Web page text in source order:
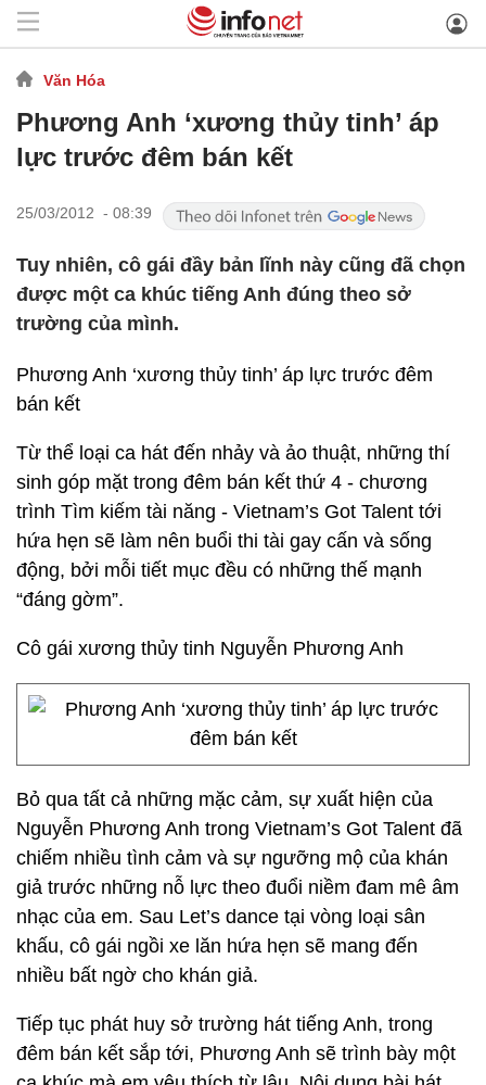
Văn Hóa
Phương Anh ‘xương thủy tinh’ áp
lực trước đêm bán kết
25/03/2012 - 08:39
Tuy nhiên, cô gái đầy bản lĩnh này cũng đã chọn
được một ca khúc tiếng Anh đúng theo sở
trường của mình.
Phương Anh ‘xương thủy tinh’ áp lực trước đêm
bán kết
Từ thể loại ca hát đến nhảy và ảo thuật, những thí
sinh góp mặt trong đêm bán kết thứ 4 - chương
trình Tìm kiếm tài năng - Vietnam’s Got Talent tới
hứa hẹn sẽ làm nên buổi thi tài gay cấn và sống
động, bởi mỗi tiết mục đều có những thế mạnh
“đáng gờm”.
Cô gái xương thủy tinh Nguyễn Phương Anh
Bỏ qua tất cả những mặc cảm, sự xuất hiện của
Nguyễn Phương Anh trong Vietnam’s Got Talent đã
chiếm nhiều tình cảm và sự ngưỡng mộ của khán
giả trước những nỗ lực theo đuổi niềm đam mê âm
nhạc của em. Sau Let’s dance tại vòng loại sân
khấu, cô gái ngồi xe lăn hứa hẹn sẽ mang đến
nhiều bất ngờ cho khán giả.
Tiếp tục phát huy sở trường hát tiếng Anh, trong
đêm bán kết sắp tới, Phương Anh sẽ trình bày một